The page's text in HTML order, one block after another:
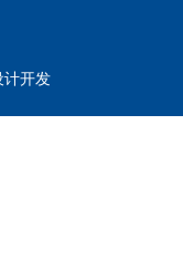
计开发